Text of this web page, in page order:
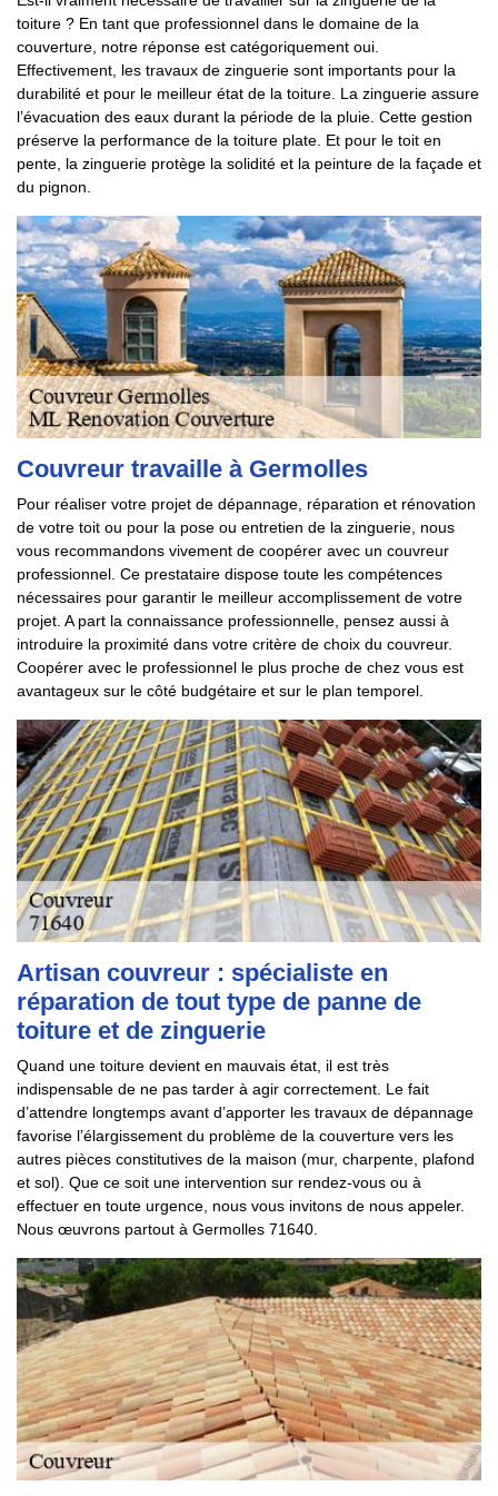
toiture ? En tant que professionnel dans le domaine de la
couverture, notre réponse est catégoriquement oui.
Effectivement, les travaux de zinguerie sont importants pour la
durabilité et pour le meilleur état de la toiture. La zinguerie assure
l’évacuation des eaux durant la période de la pluie. Cette gestion
préserve la performance de la toiture plate. Et pour le toit en
pente, la zinguerie protège la solidité et la peinture de la façade et
du pignon.
Couvreur travaille à Germolles
Pour réaliser votre projet de dépannage, réparation et rénovation
de votre toit ou pour la pose ou entretien de la zinguerie, nous
vous recommandons vivement de coopérer avec un couvreur
professionnel. Ce prestataire dispose toute les compétences
nécessaires pour garantir le meilleur accomplissement de votre
projet. A part la connaissance professionnelle, pensez aussi à
introduire la proximité dans votre critère de choix du couvreur.
Coopérer avec le professionnel le plus proche de chez vous est
avantageux sur le côté budgétaire et sur le plan temporel.
Artisan couvreur : spécialiste en
réparation de tout type de panne de
toiture et de zinguerie
Quand une toiture devient en mauvais état, il est très
indispensable de ne pas tarder à agir correctement. Le fait
d’attendre longtemps avant d’apporter les travaux de dépannage
favorise l’élargissement du problème de la couverture vers les
autres pièces constitutives de la maison (mur, charpente, plafond
et sol). Que ce soit une intervention sur rendez-vous ou à
effectuer en toute urgence, nous vous invitons de nous appeler.
Nous œuvrons partout à Germolles 71640.